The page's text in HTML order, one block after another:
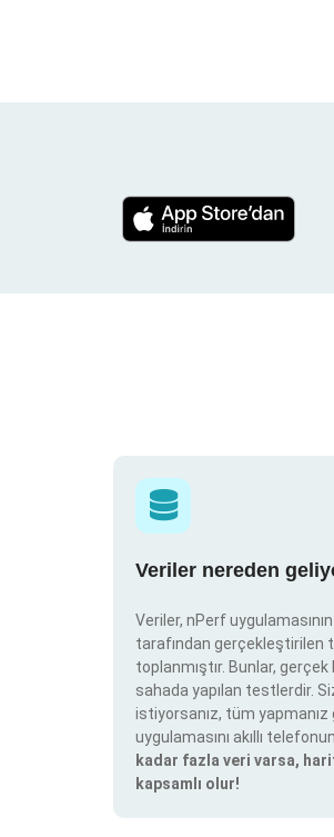
Veriler nereden
Veriler, nPerf uygulamasının
tarafından gerçekleştirilen
toplanmıştır. Bunlar,
sahada yapılan testlerdir.
istiyorsanız, tüm
uygulamasını akıllı
kadar fazla veri varsa,
kapsamlı olur!